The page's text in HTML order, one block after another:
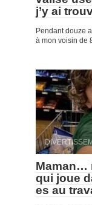
j’y ai
Pendant douze
à mon voisin de
Maman…
qui joue
es au